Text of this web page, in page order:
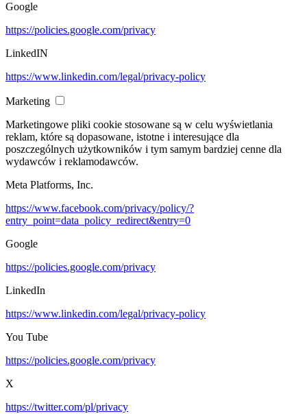
Google
https://policies.google.com/privacy
LinkedIN
https://www.linkedin.com/legal/privacy-policy
Marketing
Marketingowe pliki cookie stosowane są w celu wyświetlania
reklam, które są dopasowane, istotne i interesujące dla
poszczególnych użytkowników i tym samym bardziej cenne dla
wydawców i reklamodawców.
Meta Platforms, Inc.
https://www.facebook.com/privacy/policy/?
entry_point=data_policy_redirect&entry=0
Google
https://policies.google.com/privacy
LinkedIn
https://www.linkedin.com/legal/privacy-policy
You Tube
https://policies.google.com/privacy
X
https://twitter.com/pl/privacy